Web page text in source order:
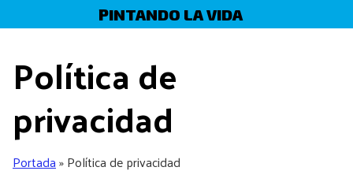
to
PINTANDO LA VIDA
Política de
privacidad
Portada»Política de privacidad